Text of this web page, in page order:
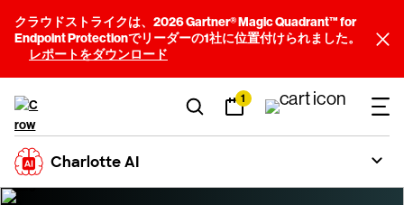
クラウドストライクは、2026 Gartner® Magic Quadrant™ for
Endpoint Protectionでリーダーの1社に位置付けられました。
レポートをダウンロード
1
Charlotte AI